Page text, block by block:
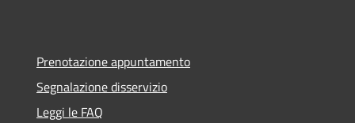
Prenotazione appuntamento
Segnalazione disservizio
Leggi le FAQ